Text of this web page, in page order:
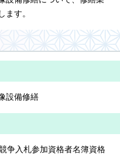
ます。
設備修繕
争入札参加資格者名簿資格